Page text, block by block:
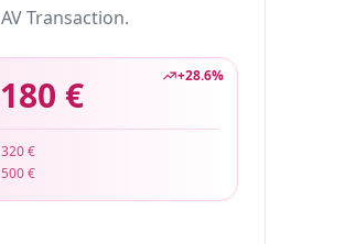
Transaction.
+28.6%
€
320 €
€